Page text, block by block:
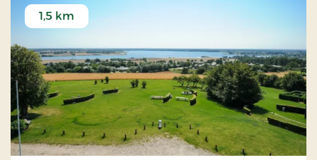
1,5 km